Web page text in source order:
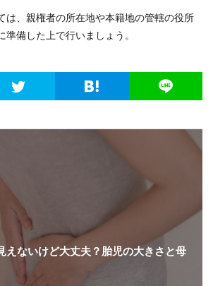
は、親権者の所在地や本籍地の管轄の役所
準備した上で行いましょう。
えないけど大丈夫？胎児の大きさと母